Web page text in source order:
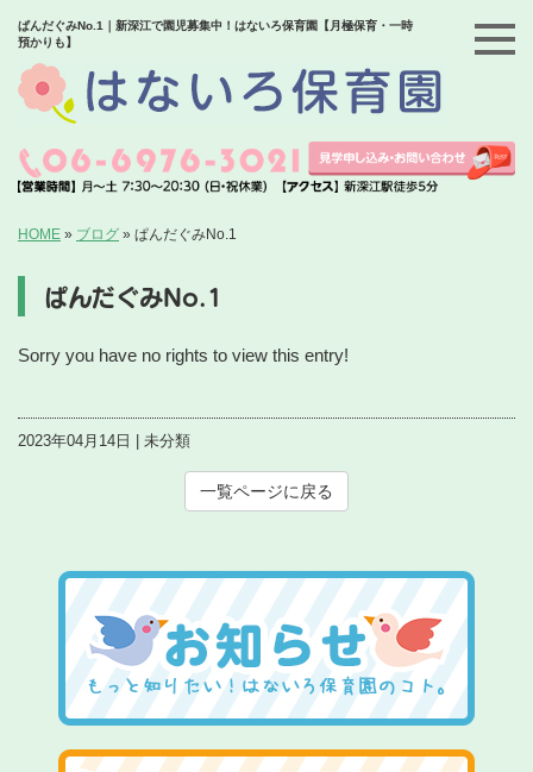
ぱんだぐみNo.1｜新深江で園児募集中！はないろ保育園【月極保育・一時
預かりも】
HOME » ブログ » ぱんだぐみNo.1
ぱんだぐみNo.1
Sorry you have no rights to view this entry!
2023年04月14日 | 未分類
一覧ページに戻る